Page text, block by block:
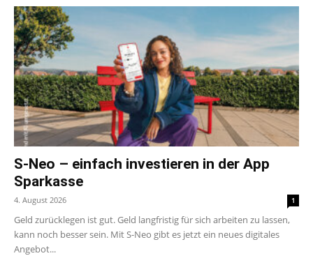
S-Neo – einfach investieren in der App
Sparkasse
4. August 2026 1
Geld zurücklegen ist gut. Geld langfristig für sich arbeiten zu lassen,
kann noch besser sein. Mit S-Neo gibt es jetzt ein neues digitales
Angebot...